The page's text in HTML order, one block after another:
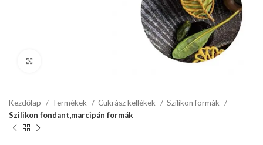
Kezdőlap Termékek Cukrász kellékek
Szilikon formák
Szilikon fondant,marcipán formák